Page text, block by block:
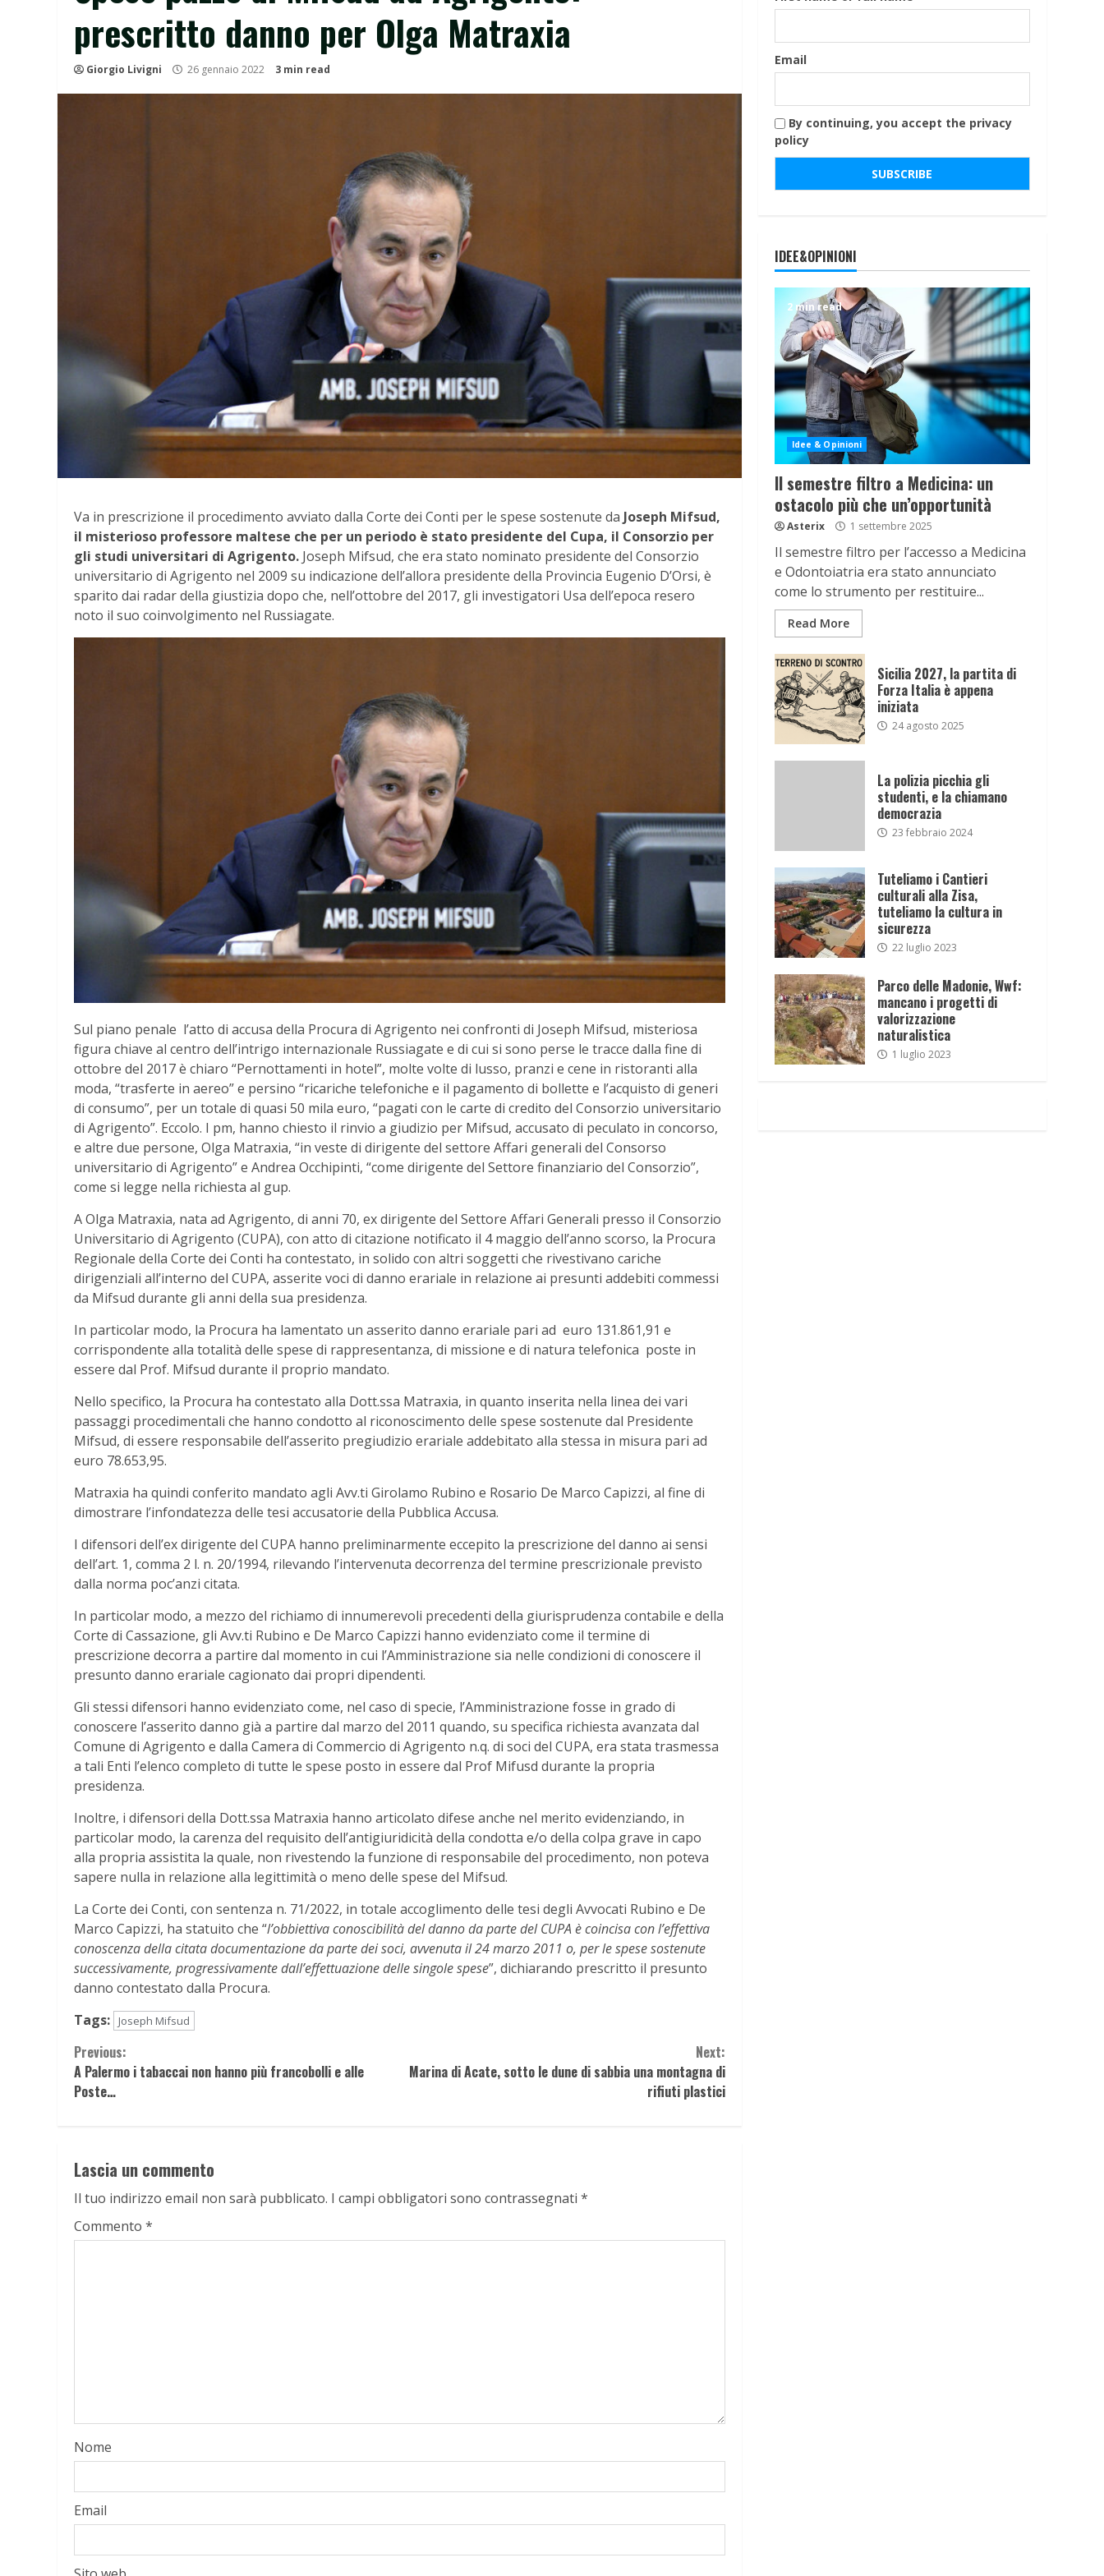
prescritto danno per Olga Matraxia
Giorgio Livigni 26 gennaio 2022 3 min read
Va in prescrizione il procedimento avviato dalla Corte dei Conti per le spese sostenute da Joseph Mifsud,
il misterioso professore maltese che per un periodo è stato presidente del Cupa, il Consorzio per
gli studi universitari di Agrigento. Joseph Mifsud, che era stato nominato presidente del Consorzio
universitario di Agrigento nel 2009 su indicazione dell’allora presidente della Provincia Eugenio D’Orsi, è
sparito dai radar della giustizia dopo che, nell’ottobre del 2017, gli investigatori Usa dell’epoca resero
noto il suo coinvolgimento nel Russiagate.
Sul piano penale l’atto di accusa della Procura di Agrigento nei confronti di Joseph Mifsud, misteriosa
figura chiave al centro dell’intrigo internazionale Russiagate e di cui si sono perse le tracce dalla fine di
ottobre del 2017 è chiaro “Pernottamenti in hotel”, molte volte di lusso, pranzi e cene in ristoranti alla
moda, “trasferte in aereo” e persino “ricariche telefoniche e il pagamento di bollette e l’acquisto di generi
di consumo”, per un totale di quasi 50 mila euro, “pagati con le carte di credito del Consorzio universitario
di Agrigento”. Eccolo. I pm, hanno chiesto il rinvio a giudizio per Mifsud, accusato di peculato in concorso,
e altre due persone, Olga Matraxia, “in veste di dirigente del settore Affari generali del Consorso
universitario di Agrigento” e Andrea Occhipinti, “come dirigente del Settore finanziario del Consorzio”,
come si legge nella richiesta al gup.
A Olga Matraxia, nata ad Agrigento, di anni 70, ex dirigente del Settore Affari Generali presso il Consorzio
Universitario di Agrigento (CUPA), con atto di citazione notificato il 4 maggio dell’anno scorso, la Procura
Regionale della Corte dei Conti ha contestato, in solido con altri soggetti che rivestivano cariche
dirigenziali all’interno del CUPA, asserite voci di danno erariale in relazione ai presunti addebiti commessi
da Mifsud durante gli anni della sua presidenza.
In particolar modo, la Procura ha lamentato un asserito danno erariale pari ad euro 131.861,91 e
corrispondente alla totalità delle spese di rappresentanza, di missione e di natura telefonica poste in
essere dal Prof. Mifsud durante il proprio mandato.
Nello specifico, la Procura ha contestato alla Dott.ssa Matraxia, in quanto inserita nella linea dei vari
passaggi procedimentali che hanno condotto al riconoscimento delle spese sostenute dal Presidente
Mifsud, di essere responsabile dell’asserito pregiudizio erariale addebitato alla stessa in misura pari ad
euro 78.653,95.
Matraxia ha quindi conferito mandato agli Avv.ti Girolamo Rubino e Rosario De Marco Capizzi, al fine di
dimostrare l’infondatezza delle tesi accusatorie della Pubblica Accusa.
I difensori dell’ex dirigente del CUPA hanno preliminarmente eccepito la prescrizione del danno ai sensi
dell’art. 1, comma 2 l. n. 20/1994, rilevando l’intervenuta decorrenza del termine prescrizionale previsto
dalla norma poc’anzi citata.
In particolar modo, a mezzo del richiamo di innumerevoli precedenti della giurisprudenza contabile e della
Corte di Cassazione, gli Avv.ti Rubino e De Marco Capizzi hanno evidenziato come il termine di
prescrizione decorra a partire dal momento in cui l’Amministrazione sia nelle condizioni di conoscere il
presunto danno erariale cagionato dai propri dipendenti.
Gli stessi difensori hanno evidenziato come, nel caso di specie, l’Amministrazione fosse in grado di
conoscere l’asserito danno già a partire dal marzo del 2011 quando, su specifica richiesta avanzata dal
Comune di Agrigento e dalla Camera di Commercio di Agrigento n.q. di soci del CUPA, era stata trasmessa
a tali Enti l’elenco completo di tutte le spese posto in essere dal Prof Mifusd durante la propria
presidenza.
Inoltre, i difensori della Dott.ssa Matraxia hanno articolato difese anche nel merito evidenziando, in
particolar modo, la carenza del requisito dell’antigiuridicità della condotta e/o della colpa grave in capo
alla propria assistita la quale, non rivestendo la funzione di responsabile del procedimento, non poteva
sapere nulla in relazione alla legittimità o meno delle spese del Mifsud.
La Corte dei Conti, con sentenza n. 71/2022, in totale accoglimento delle tesi degli Avvocati Rubino e De
Marco Capizzi, ha statuito che “l’obbiettiva conoscibilità del danno da parte del CUPA è coincisa con l’effettiva
conoscenza della citata documentazione da parte dei soci, avvenuta il 24 marzo 2011 o, per le spese sostenute
successivamente, progressivamente dall’effettuazione delle singole spese”, dichiarando prescritto il presunto
danno contestato dalla Procura.
Tags:
Joseph Mifsud
Continue
Reading
Previous:
A Palermo i tabaccai non hanno più francobolli e alle
Poste…
Next:
Marina di Acate, sotto le dune di sabbia una montagna di
rifiuti plastici
Lascia un commento
Il tuo indirizzo email non sarà pubblicato. I campi obbligatori sono contrassegnati *
Commento *
Nome
Email
Email
By continuing, you accept the privacy
policy
IDEE&OPINIONI
2 min read
Idee & Opinioni
Il semestre filtro a Medicina: un
ostacolo più che un’opportunità
Asterix 1 settembre 2025
Il semestre filtro per l’accesso a Medicina
e Odontoiatria era stato annunciato
come lo strumento per restituire...
Read More
Sicilia 2027, la partita di
Forza Italia è appena
iniziata
24 agosto 2025
La polizia picchia gli
studenti, e la chiamano
democrazia
23 febbraio 2024
Tuteliamo i Cantieri
culturali alla Zisa,
tuteliamo la cultura in
sicurezza
22 luglio 2023
Parco delle Madonie, Wwf:
mancano i progetti di
valorizzazione
naturalistica
1 luglio 2023